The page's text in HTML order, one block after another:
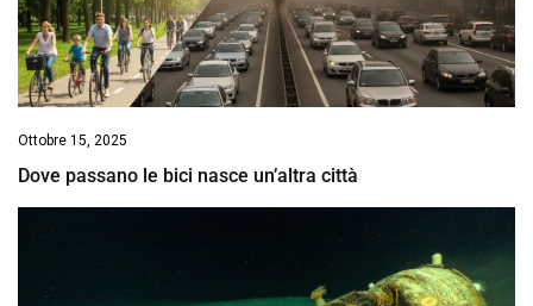
Ottobre 15, 2025
Dove passano le bici nasce un’altra città